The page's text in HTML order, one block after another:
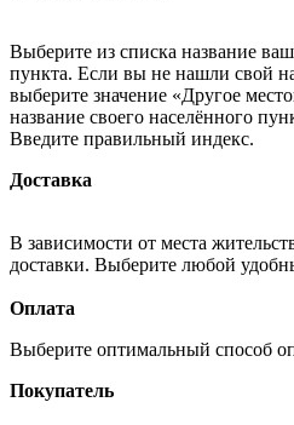
Выберите из списка название
пункта. Если вы не нашли свой
выберите значение «Другое
название своего населённого
Введите правильный индекс.
Доставка
В зависимости от места
доставки. Выберите любой
Оплата
Выберите оптимальный способ
Покупатель